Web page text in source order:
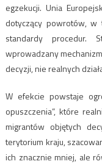
egzekucji. Unia
dotyczący powrotów, w
standardy procedur.
wprowadzany
decyzji, nie realnych
W efekcie powstaje
opuszczenia”, które
migrantów objętych
terytorium kraju,
ich znacznie mniej, ale